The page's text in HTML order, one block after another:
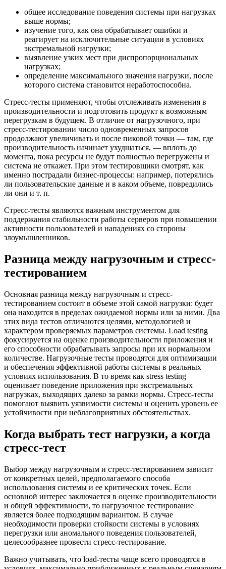
общее исследование поведения системы при нагрузках
выше нормы;
изучение того, как она обрабатывает ошибки и
реагирует на исключительные ситуации в условиях
экстремальной нагрузки;
выявление узких мест при диспропорциональных
нагрузках;
определение максимального значения нагрузки, после
которого система становится неработоспособна.
Стресс-тесты применяют, чтобы отслеживать изменения в
производительности и подготовить продукт к возможным
перегрузкам в будущем. В отличие от нагрузочного, при
стресс-тестировании число одновременных запросов
продолжают увеличивать и после пиковой точки — там, где
производительность начинает ухудшаться, — вплоть до
момента, пока ресурсы не будут полностью перегружены и
система не откажет. При этом тестировщики смотрят, как
именно пострадали бизнес-процессы: например, потерялись
ли пользовательские данные и в каком объеме, повредились
ли они и т. п.
Стресс-тесты являются важным инструментом для
поддержания стабильности работы серверов при повышении
активности пользователей и нападениях со стороны
злоумышленников.
Разница между нагрузочным и стресс-
тестированием
Основная разница между нагрузочным и стресс-
тестированием состоит в объеме этой самой нагрузки: будет
она находится в пределах ожидаемой нормы или за ними. Два
этих вида тестов отличаются целями, методологией и
характером проверяемых параметров системы. Load testing
фокусируется на оценке производительности приложения и
его способности обрабатывать запросы при их нормальном
количестве. Нагрузочные тесты проводятся для оптимизации
и обеспечения эффективной работы системы в реальных
условиях использования. В то время как stress testing
оценивает поведение приложения при экстремальных
нагрузках, выходящих далеко за рамки нормы. Стресс-тесты
помогают выявить уязвимости системы и оценить уровень ее
устойчивости при неблагоприятных обстоятельствах.
Когда выбрать тест нагрузки, а когда
стресс-тест
Выбор между нагрузочным и стресс-тестированием зависит
от конкретных целей, предполагаемого способа
использования системы и ее критических точек. Если
основной интерес заключается в оценке производительности
и общей эффективности, то нагрузочное тестирование
является более подходящим вариантом. В случае
необходимости проверки стойкости системы в условиях
перегрузки или аномального поведения пользователей,
целесообразнее провести стресс-тестирование.
Важно учитывать, что load-тесты чаще всего проводятся в